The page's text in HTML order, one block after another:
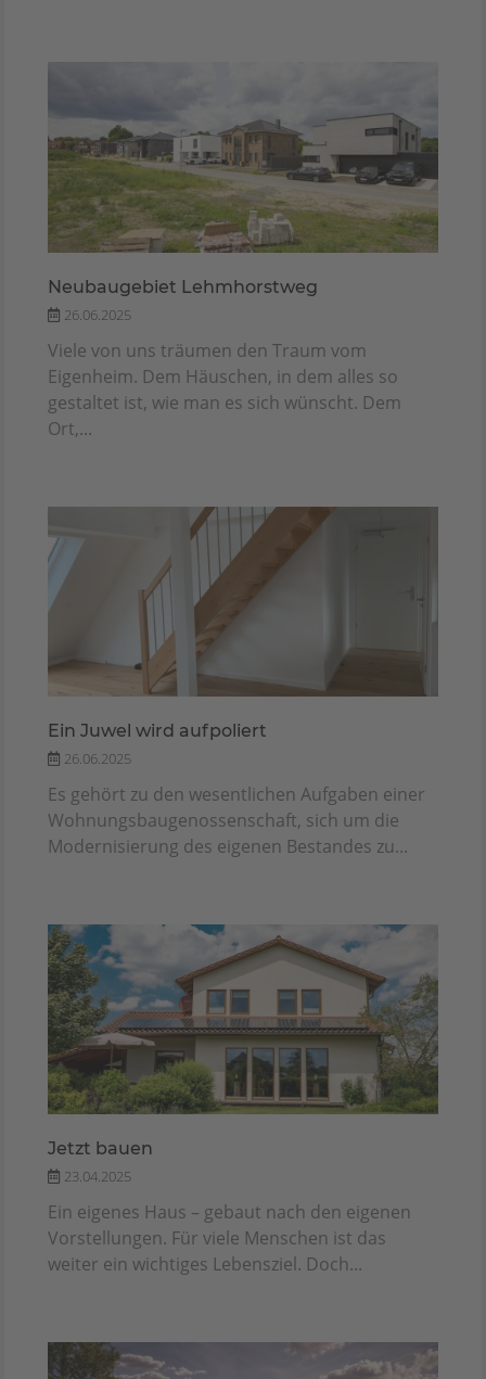
Neubaugebiet Lehmhorstweg
26.06.2025
Viele von uns träumen den Traum vom
Eigenheim. Dem Häuschen, in dem alles so
gestaltet ist, wie man es sich wünscht. Dem
Ort,...
Ein Juwel wird aufpoliert
26.06.2025
Es gehört zu den wesentlichen Aufgaben einer
Wohnungsbaugenossenschaft, sich um die
Modernisierung des eigenen Bestandes zu...
Jetzt bauen
23.04.2025
Ein eigenes Haus – gebaut nach den eigenen
Vorstellungen. Für viele Menschen ist das
weiter ein wichtiges Lebensziel. Doch...